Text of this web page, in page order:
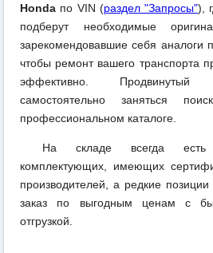
Honda по VIN (раздел "Запросы"),
подберут необходимые
зарекомендовавшие себя аналоги
чтобы ремонт вашего транспорта
эффективно.
самостоятельно заняться
профессиональном каталоге.
На складе всегда
комплектующих, имеющих
производителей, а редкие
заказ по выгодным ценам с
отгрузкой.